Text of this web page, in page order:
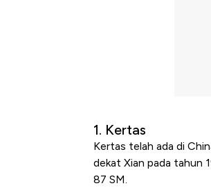
1. Kertas
Kertas telah ada di
dekat Xian pada tahun
87 SM.